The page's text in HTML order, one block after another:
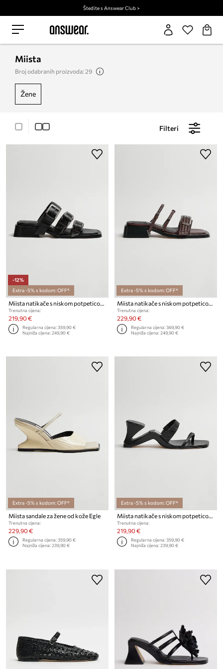
Štedite s Answear Club >
Miista
Broj odabranih proizvoda: 29
žene
Filteri
-12%
Extra -5% s kodom: OFF*
Miista natikače s niskom potpeticom za žene od kože Lordette
Trenutna cijena:
219,90 €
Regularna cijena:359,90 €
Najniža cijena:249,90 €
Extra -5% s kodom: OFF*
Miista natikače s niskom potpeticom za žene od kože Nayah
Trenutna cijena:
229,90 €
Regularna cijena:369,90 €
Najniža cijena:249,90 €
Extra -5% s kodom: OFF*
Miista sandale za žene od kože Egle
Trenutna cijena:
229,90 €
Regularna cijena:359,90 €
Najniža cijena:239,90 €
Extra -5% s kodom: OFF*
Miista natikače s niskom potpeticom za žene kožne Samia
Trenutna cijena:
219,90 €
Regularna cijena:359,90 €
Najniža cijena:239,90 €